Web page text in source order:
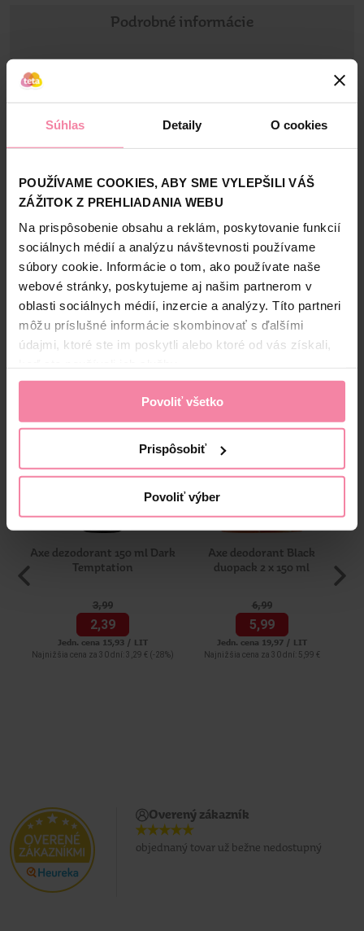
Súhlas Detaily O cookies
POUŽÍVAME COOKIES, ABY SME VYLEPŠILI VÁŠ
ZÁŽITOK Z PREHLIADANIA WEBU
Na prispôsobenie obsahu a reklám, poskytovanie funkcií
sociálnych médií a analýzu návštevnosti používame
súbory cookie. Informácie o tom, ako používate naše
webové stránky, poskytujeme aj našim partnerom v
oblasti sociálnych médií, inzercie a analýzy. Títo partneri
môžu príslušné informácie skombinovať s ďalšími
údajmi, ktoré ste im poskytli alebo ktoré od vás získali,
Povoliť všetko
Prispôsobiť
Povoliť výber
Podrobné informácie
Informácie o výrobku
Pánsky dezodorant v spreji AXE Sunset Fresh. Sofistikovaná
vôňa využíva to najlepšie z prírody a spája neodolateľnú
vôňu palmových listov a ambry. Spoľahlivá a dlhotrvajúca
vás prevedie každým každodenným dobrodružstvom!
Chráni váš štýl. Na každý deň. Spoľahlivo. Používajte ráno
- Dezodorant AXE Sunset Fresh poskytuje 48-hodinovú
ochranu proti zápachu
- Dlhotrvajúca svieža vôňa
- Prírodou inšpirovaný dezodorant, ktorý vás udrží svieže po
celý deň
Ako používať: Aby ste z dezodorantu vyťažili čo najviac,
od podpazušia. Potom si vychutnajte dlhotrvajúcu sviežosť
a neodolateľnú vôňu značky AXE.
Informácie o výrobcovi
UNI
Zobraziť viac
Bezpečnosť a balenie
Zloženie
-40%
Axe dezodorant 150 ml Dark
Temptation
3,99
2,39
Jedn. cena 15,93 / LIT
Najnižšia cena za 30 dní: 3,29 € (-28%)
Axe deodorant Black
duopack 2 x 150 ml
6,99
5,99
Jedn. cena 19,97 / LIT
Najnižšia cena za 30 dní: 5,99 €
Overený zákazník
objednaný tovar už bežne nedostupný